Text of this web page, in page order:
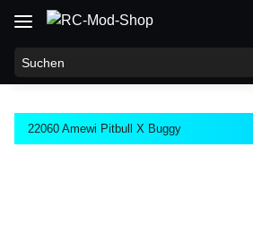
22060 Amewi Pitbull X Buggy